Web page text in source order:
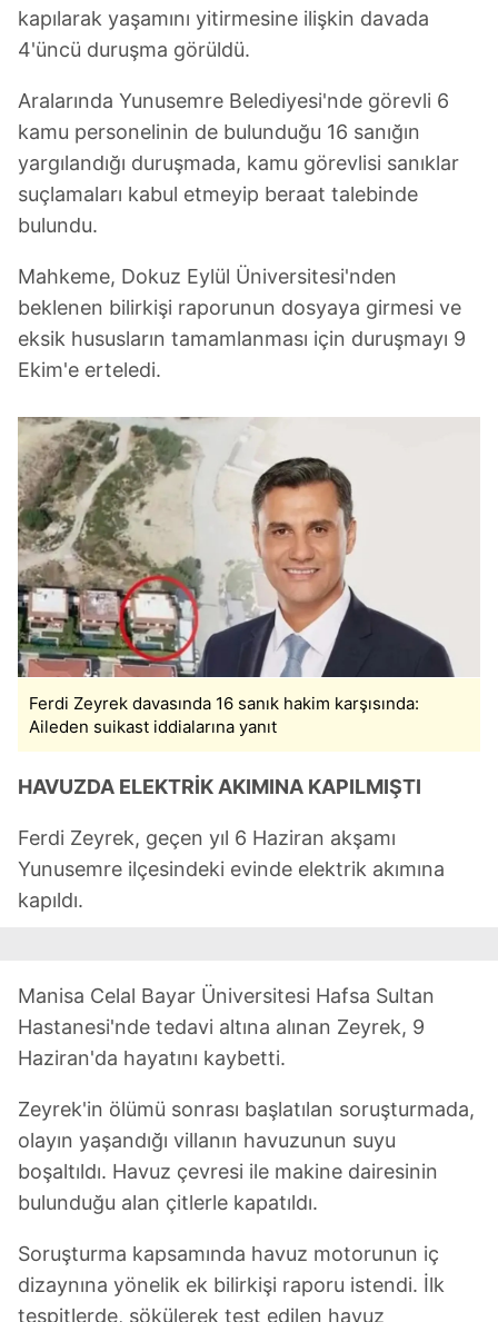
kapılarak yaşamını yitirmesine ilişkin davada
4'üncü duruşma görüldü.
Aralarında Yunusemre Belediyesi'nde görevli 6
kamu personelinin de bulunduğu 16 sanığın
yargılandığı duruşmada, kamu görevlisi sanıklar
suçlamaları kabul etmeyip beraat talebinde
bulundu.
Mahkeme, Dokuz Eylül Üniversitesi'nden
beklenen bilirkişi raporunun dosyaya girmesi ve
eksik hususların tamamlanması için duruşmayı 9
Ekim'e erteledi.
Ferdi Zeyrek davasında 16 sanık hakim karşısında:
Aileden suikast iddialarına yanıt
HAVUZDA ELEKTRİK AKIMINA KAPILMIŞTI
Ferdi Zeyrek, geçen yıl 6 Haziran akşamı
Yunusemre ilçesindeki evinde elektrik akımına
kapıldı.
Manisa Celal Bayar Üniversitesi Hafsa Sultan
Hastanesi'nde tedavi altına alınan Zeyrek, 9
Haziran'da hayatını kaybetti.
Zeyrek'in ölümü sonrası başlatılan soruşturmada,
olayın yaşandığı villanın havuzunun suyu
boşaltıldı. Havuz çevresi ile makine dairesinin
bulunduğu alan çitlerle kapatıldı.
Soruşturma kapsamında havuz motorunun iç
dizaynına yönelik ek bilirkişi raporu istendi. İlk
tespitlerde, sökülerek test edilen havuz